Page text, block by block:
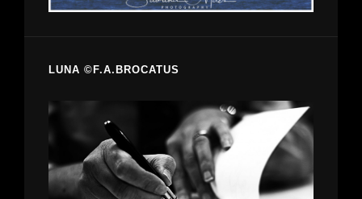
LUNA ©F.A.BROCATUS